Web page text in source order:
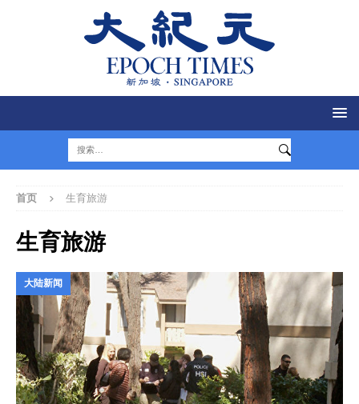
首页 生育旅游
生育旅游
大陆新闻